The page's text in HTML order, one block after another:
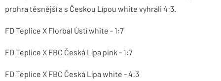
prohra těsnější a s Českou Lípou white vyhráli 4:3.
FD Teplice X Florbal Ústí white - 1:7
FD Teplice X FBC Česká Lípa pink - 1:7
FD Teplice X FBC Česká Lípa white - 4:3